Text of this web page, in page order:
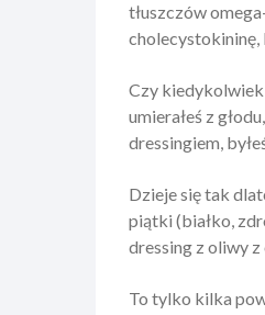
tłuszczów
Czy kiedykolwiek
umierałeś z
dressingiem,
Dzieje się tak
piątki (białko,
dressing z oliwy
To tylko kilka